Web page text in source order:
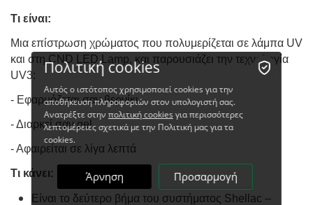
Τι είναι:
Μια επίστρωση χρώματος που πολυμερίζεται σε λάμπα UV
και στη CND LED Lamp, και παρουσιάζει την τεχνολογία
UV3:
- Εφαρμόζεται σαν βερνίκι
- Διαρκεί σαν gel
- Αφαιρείται σε λίγα λεπτά
Τι κάνει:
Είναι το δεύτερο βήμα του συστήματος Shellac –
Πολιτική cookies
Αυτός ο ιστότοπος χρησιμοποιεί cookies για την
αποθήκευση πληροφοριών στον υπολογιστή σας.
Ανατρέξτε στην πολιτική cookiesγια περισσότερες
λεπτομέρειες σχετικά με την Πολιτική μας για τα
cookies.
Άρνηση Προσαρμογή